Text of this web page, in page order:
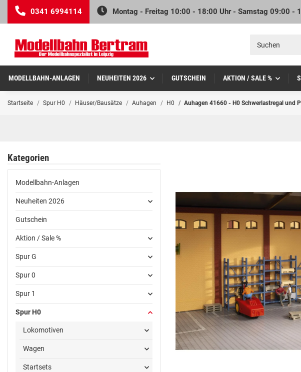
0341 6994114 Montag - Freitag 10:00 - 18:00 Uhr - Samstag 09:00 -
MODELLBAHN-ANLAGEN NEUHEITEN 2026 GUTSCHEIN AKTION / SALE %
Startseite Spur H0 Häuser/Bausätze Auhagen H0 Auhagen 41660 - H0 Schwerlastregal und
Kategorien
Modellbahn-Anlagen
Neuheiten 2026
Gutschein
Aktion / Sale %
Spur G
Spur 0
Spur 1
Spur H0
Lokomotiven
Wagen
Startsets